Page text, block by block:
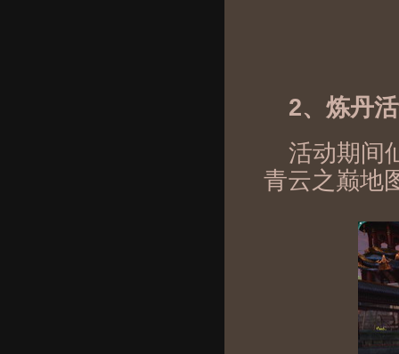
2、炼丹
活动期间
青云之巅地